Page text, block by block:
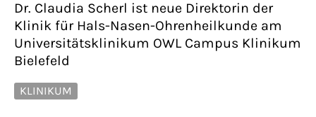
Dr. Claudia Scherl ist neue Direktorin der
Klinik für Hals-Nasen-Ohrenheilkunde am
Universitätsklinikum OWL Campus Klinikum
Bielefeld
KLINIKUM